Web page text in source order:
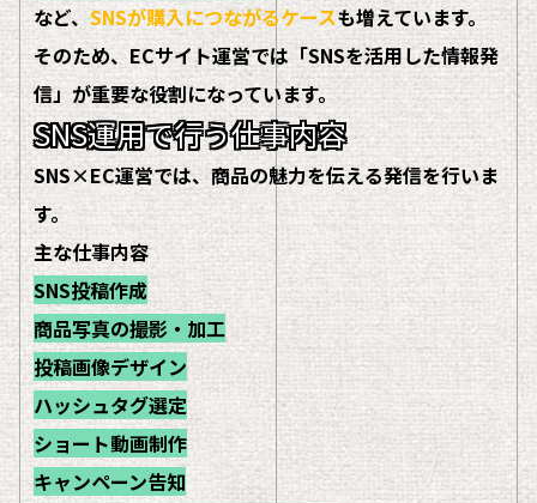
など、 SNSが購入につながるケースも増えています。
そのため、ECサイト運営では「SNSを活用した情報発
信」が重要な役割になっています。
SNS運用で行う仕事内容
SNS×EC運営では、商品の魅力を伝える発信を行いま
す。
主な仕事内容
SNS投稿作成
商品写真の撮影・加工
投稿画像デザイン
ハッシュタグ選定
ショート動画制作
キャンペーン告知